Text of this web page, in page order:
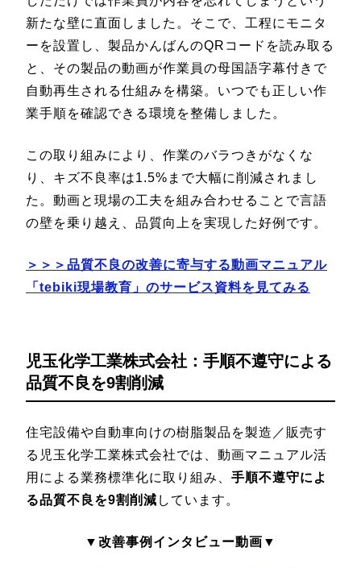
新たな壁に直面しました。そこで、工程にモニタ
ーを設置し、製品かんばんのQRコードを読み取る
と、その製品の動画が作業員の母国語字幕付きで
自動再生される仕組みを構築。いつでも正しい作
業手順を確認できる環境を整備しました。
この取り組みにより、作業のバラつきがなくな
り、キズ不良率は1.5%まで大幅に削減されまし
た。動画と現場の工夫を組み合わせることで言語
の壁を乗り越え、品質向上を実現した好例です。
＞＞＞品質不良の改善に寄与する動画マニュアル
「tebiki現場教育」のサービス資料を見てみる
児玉化学工業株式会社：手順不遵守による
品質不良を9割削減
住宅設備や自動車向けの樹脂製品を製造／販売す
る児玉化学工業株式会社では、動画マニュアル活
用による業務標準化に取り組み、 手順不遵守によ
る品質不良を9割削減 しています。
▼改善事例インタビュー動画▼